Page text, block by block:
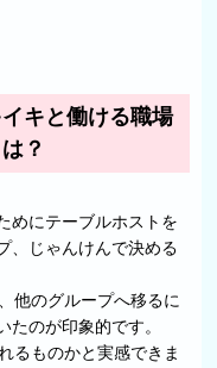
キと働ける職場
？
めにテーブルホストを
、じゃんけんで決める
他のグループへ移るに
のが印象的です。
るものかと実感できま